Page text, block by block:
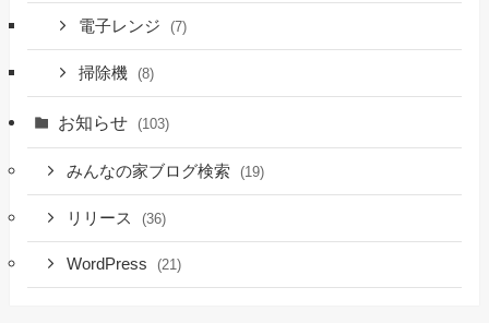
電子レンジ (7)
掃除機 (8)
お知らせ (103)
みんなの家ブログ検索 (19)
リリース (36)
WordPress (21)